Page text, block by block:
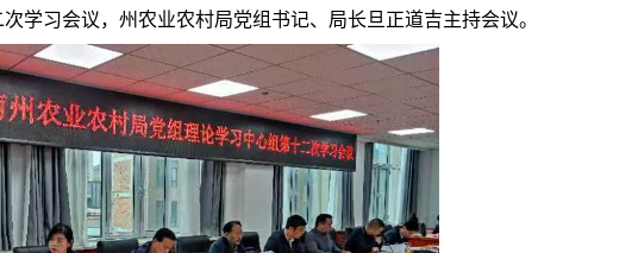
次学习会议，州农业农村局党组书记、局长旦正道吉主持会议。